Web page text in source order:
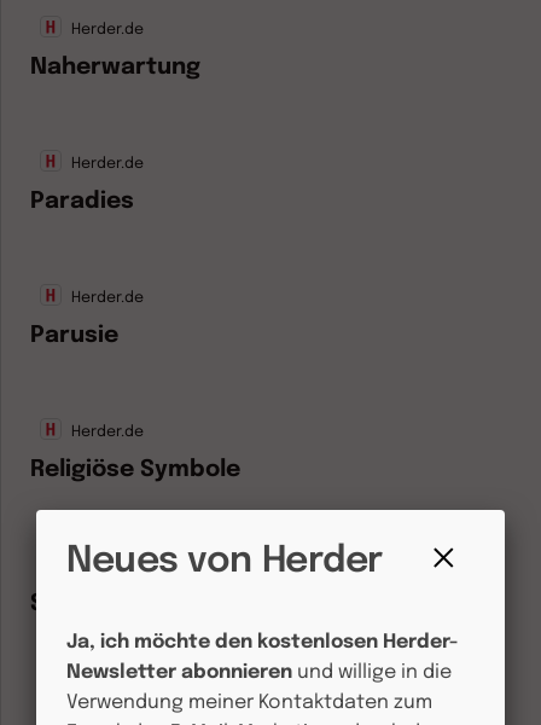
Herder.de
Naherwartung
Herder.de
Paradies
Herder.de
Parusie
Herder.de
Religiöse Symbole
Herder.de
Sakral und profan
Herder.de
Neues von Herder
Ja, ich möchte den kostenlosen Herder-
Newsletter abonnieren und willige in die
Verwendung meiner Kontaktdaten zum